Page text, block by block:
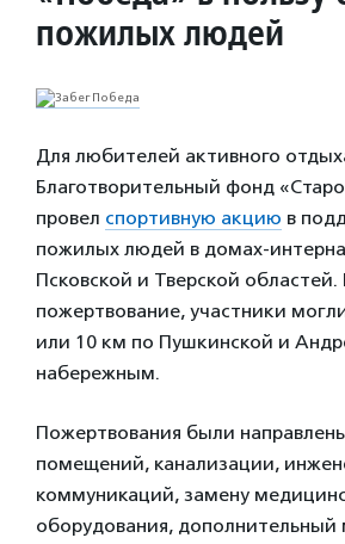
пожилых людей
Для любителей активного
Благотворительный фонд
провел спортивную акцию в
пожилых людей в домах-
Псковской и Тверской областей.
пожертвование, участники
или 10 км по Пушкинской и
набережным.
Пожертвования были
помещений, канализации,
коммуникаций, замену
оборудования,